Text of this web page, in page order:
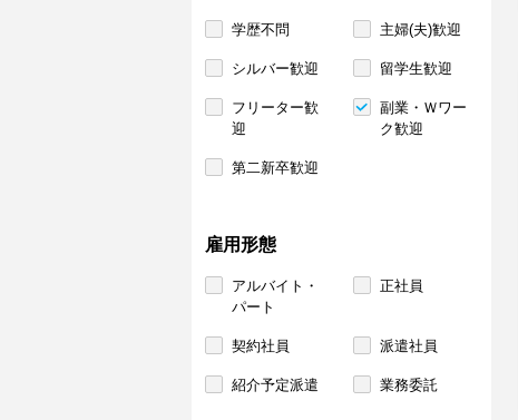
学歴不問 主婦(夫)歓迎
シルバー歓迎 留学生歓迎
フリーター歓
迎
副業・Ｗワー
ク歓迎
第二新卒歓迎
雇用形態
アルバイト・
パート
正社員
契約社員 派遣社員
紹介予定派遣 業務委託